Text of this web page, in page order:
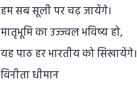
हम सब सूली पर चढ़ जायेंगे।
मातृभूमि का उज्ज्वल भविष्य हो,
यह पाठ हर भारतीय को सिखायेंगे।
विनीता धीमान